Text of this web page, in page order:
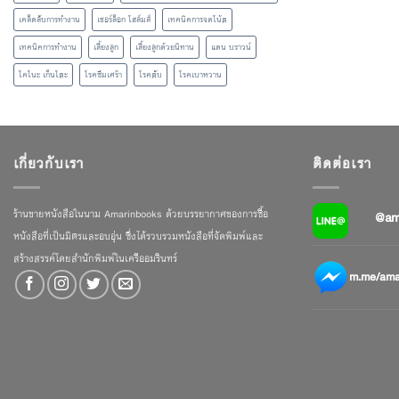
เคล็ดลับการทำงาน
เชอร์ล็อก โฮล์มส์
เทคนิคการจดโน้ต
เทคนิคการทำงาน
เลี้ยงลูก เลี้ยงลูกด้วยนิทาน
แดน บราวน์
โคโนะ เก็นโตะ
โรคซึมเศร้า โรคตับ โรคเบาหวาน
เกี่ยวกับเรา
ร้านขายหนังสือในนาม Amarinbooks ด้วยบรรยากาศของการซื้อ
หนังสือที่เป็นมิตรและอบอุ่น ซึ่งได้รวบรวมหนังสือที่จัดพิมพ์และ
สร้างสรรค์โดยสำนักพิมพ์ในเครืออมรินทร์
ติดต่อเรา
m.me/